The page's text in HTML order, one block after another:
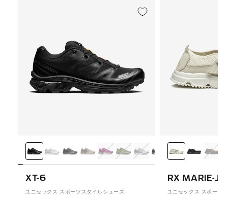
XT-6
ユニセックス スポーツスタイルシューズ
RX MARIE-
ユニセックス スポーツ